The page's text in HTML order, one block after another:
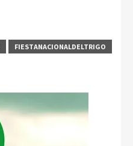
FIESTANACIONALDELTRIGO